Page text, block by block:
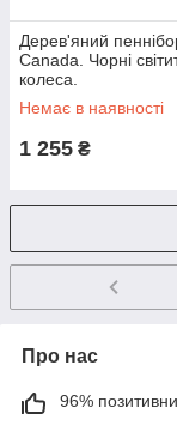
Дерев'яний
Canada. Чорні
колеса.
Немає в наявності
1 255 ₴
Про нас
96%